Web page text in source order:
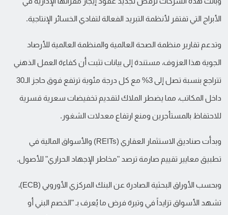
الأبراج التي تفتقر لأنظمة التبريد الفعالة لتفادي الخسائر الإنتاجية.
وتدعم تقارير منظمة الصحة العالمية والمنظمة العالمية للأرصاد
الجوية هذا العزوف، مستندة إلى بيانات تثبت أن كفاءة العمل الذهني
تتراجع بنسبة تصل إلى 3% مع كل درجة مئوية ترتفع فوق حاجز الـ30
داخل المكاتب، مما يضطر الملاك لتقديم تخفيضات سعرية قسرية
للاحتفاظ بالمستأجرين ومنع ارتفاع معدلات الشغور.
وبدأت صناديق الاستثمار العقاري (REITs) والأسواق المالية في
تطبيق معايير تقييم صارمة ترصد "مخاطر الإجهاد الحراري" للأصول.
وبحسب الأوراق البحثية الصادرة عن البنك المركزي الأوروبي (ECB)،
تشهد الأسواق تزايداً في وتيرة فرض ما يُعرف بـ "الخصم البني أو